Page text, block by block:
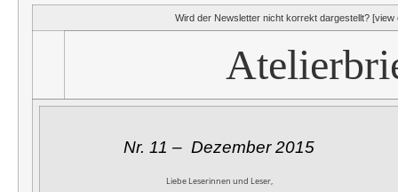
Wird der Newsletter nicht korrekt dargestellt? [view
Nr. 11 – Dezember 2015
Liebe Leserinnen und Leser,